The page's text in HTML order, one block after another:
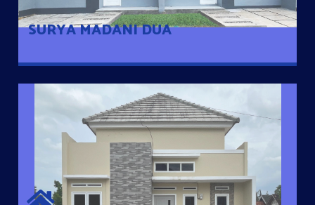
SURYA MADANI DUA
MANUNGGAL JAYA RESIDENCE
Cluster Exclusive dengan one Gate System, terdapat taman
mini dan memiliki jarak 200m dari jalan nasional serta dekat